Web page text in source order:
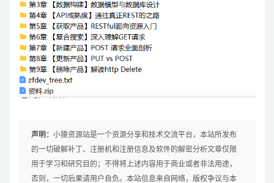
声明： 小猿资源站是一个资源分享和技术交流平台，本站所发布
的一切破解补丁、注册机和注册信息及软件的解密分析文章仅限
用于学习和研究目的；不得将上述内容用于商业或者非法用途，
否则，一切后果请用户自负。本站信息来自网络，版权争议与本